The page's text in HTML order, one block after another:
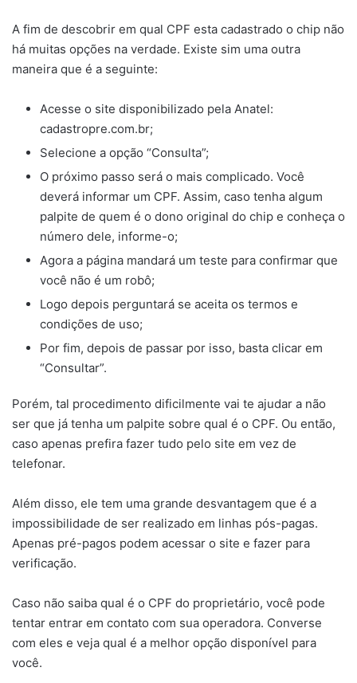
A fim de descobrir em qual CPF esta cadastrado o chip não
há muitas opções na verdade. Existe sim uma outra
maneira que é a seguinte:
Acesse o site disponibilizado pela Anatel:
cadastropre.com.br;
Selecione a opção “Consulta”;
O próximo passo será o mais complicado. Você
deverá informar um CPF. Assim, caso tenha algum
palpite de quem é o dono original do chip e conheça o
número dele, informe-o;
Agora a página mandará um teste para confirmar que
você não é um robô;
Logo depois perguntará se aceita os termos e
condições de uso;
Por fim, depois de passar por isso, basta clicar em
“Consultar”.
Porém, tal procedimento dificilmente vai te ajudar a não
ser que já tenha um palpite sobre qual é o CPF. Ou então,
caso apenas prefira fazer tudo pelo site em vez de
telefonar.
Além disso, ele tem uma grande desvantagem que é a
impossibilidade de ser realizado em linhas pós-pagas.
Apenas pré-pagos podem acessar o site e fazer para
verificação.
Caso não saiba qual é o CPF do proprietário, você pode
tentar entrar em contato com sua operadora. Converse
com eles e veja qual é a melhor opção disponível para
você.